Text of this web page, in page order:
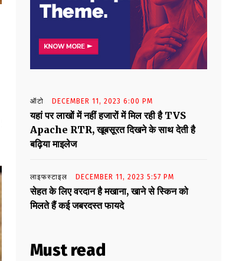
ऑटो DECEMBER 11, 2023 6:00 PM
यहां पर लाखों में नहीं हजारों में मिल रही है TVS
Apache RTR, खूबसूरत दिखने के साथ देती है
बढ़िया माइलेज
लाइफस्टाइल DECEMBER 11, 2023 5:57 PM
सेहत के लिए वरदान है मखाना, खाने से स्किन को
मिलते हैं कई जबरदस्त फायदे
Must read